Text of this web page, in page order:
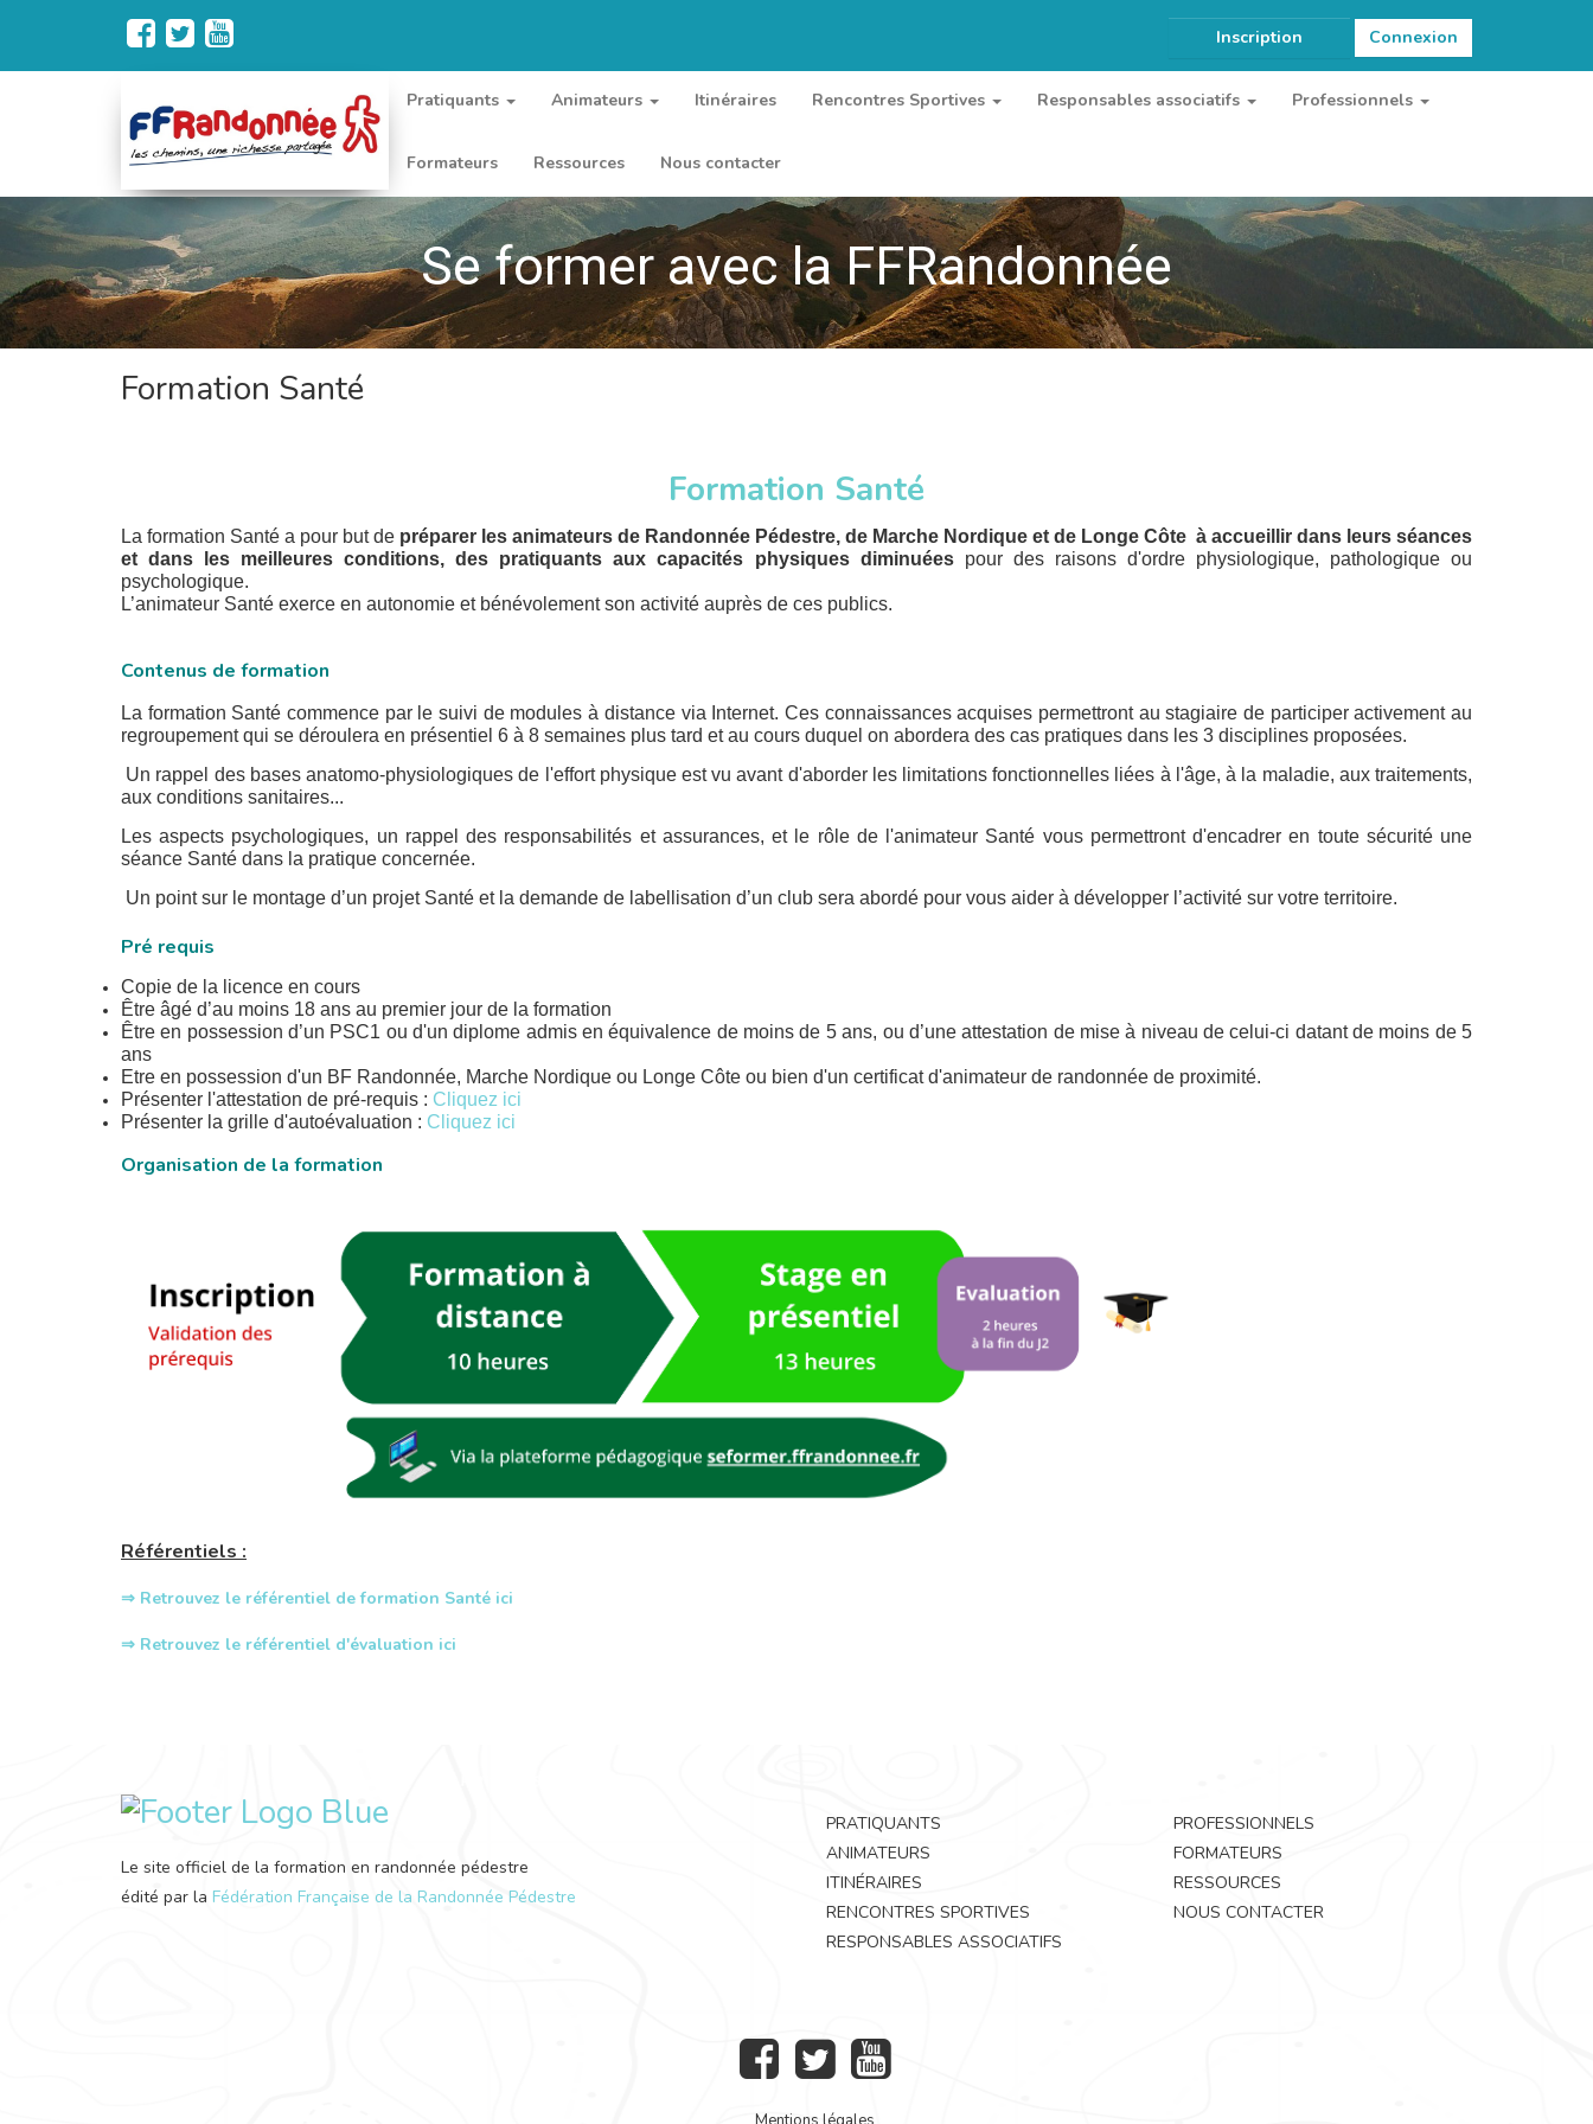
Inscription Connexion
Pratiquants Animateurs Itinéraires Rencontres Sportives Responsables associatifs Professionnels
Formateurs Ressources Nous contacter
Se former avec la FFRandonnée
Formation Santé
Formation Santé
La formation Santé a pour but de préparer les animateurs de Randonnée Pédestre, de Marche Nordique et de Longe Côte à accueillir dans leurs séances
et dans les meilleures conditions, des pratiquants aux capacités physiques diminuéespour des raisons d'ordre physiologique, pathologique ou
psychologique.
L’animateur Santé exerce en autonomie et bénévolement son activité auprès de ces publics.
Contenus de formation
La formation Santé commence par le suivi de modules à distance via Internet. Ces connaissances acquises permettront au stagiaire de participer activement au
regroupement qui se déroulera en présentiel 6 à 8 semaines plus tard et au cours duquel on abordera des cas pratiques dans les 3 disciplines proposées.
Un rappel des bases anatomo-physiologiques de l'effort physique est vu avant d'aborder les limitations fonctionnelles liées à l'âge, à la maladie, aux traitements,
aux conditions sanitaires...
Les aspects psychologiques, un rappel des responsabilités et assurances, et le rôle de l'animateur Santé vous permettront d'encadrer en toute sécurité une
séance Santé dans la pratique concernée.
Un pointsur le montage d’un projet Santé et la demande de labellisation d’un club sera abordé pour vous aider à développer l’activité sur votre territoire.
Pré requis
Copie de la licence en cours
Être âgé d’au moins 18 ans au premier jour de la formation
Être en possession d’un PSC1 ou d'un diplome admis en équivalence de moins de 5 ans, ou d’une attestation de mise à niveau de celui-ci datant de moins de 5
ans
Etre en possession d'un BF Randonnée, Marche Nordique ou Longe Côte ou bien d'un certificat d'animateur de randonnée de proximité.
Présenter l'attestation de pré-requis : Cliquez ici
Présenter la grille d'autoévaluation : Cliquez ici
Organisation de la formation
Référentiels :
⇒ Retrouvez le référentiel de formation Santé ici
⇒ Retrouvez le référentiel d'évaluation ici
Le site officiel de la formation en randonnée pédestre
édité par la Fédération Française de la Randonnée Pédestre
PRATIQUANTS
ANIMATEURS
ITINÉRAIRES
RENCONTRES SPORTIVES
RESPONSABLES ASSOCIATIFS
PROFESSIONNELS
FORMATEURS
RESSOURCES
NOUS CONTACTER